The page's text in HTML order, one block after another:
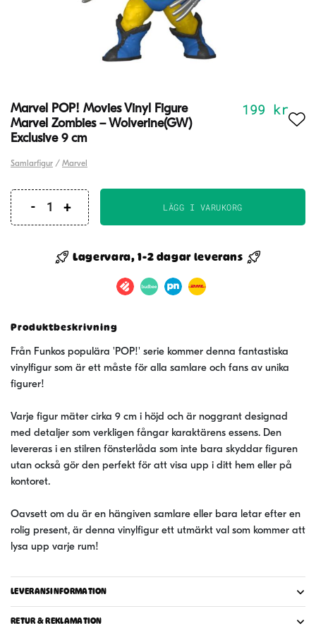
Marvel POP! Movies Vinyl Figure
Marvel Zombies – Wolverine(GW)
Exclusive 9 cm
199 kr
Samlarfigur / Marvel
Marvel
Movies
Vinyl
-
Wolverine(GW)
Exclusive
mängd
LÄGG I VARUKORG
Lagervara, 1-2 dagar leverans
Produktbeskrivning
Från Funkos populära 'POP!' serie kommer denna fantastiska
vinylfigur som är ett måste för alla samlare och fans av unika
figurer!
Varje figur mäter cirka 9 cm i höjd och är noggrant designad
med detaljer som verkligen fångar karaktärens essens. Den
levereras i en stilren fönsterlåda som inte bara skyddar figuren
utan också gör den perfekt för att visa upp i ditt hem eller på
kontoret.
Oavsett om du är en hängiven samlare eller bara letar efter en
rolig present, är denna vinylfigur ett utmärkt val som kommer att
lysa upp varje rum!
LEVERANSINFORMATION
RETUR & REKLAMATION